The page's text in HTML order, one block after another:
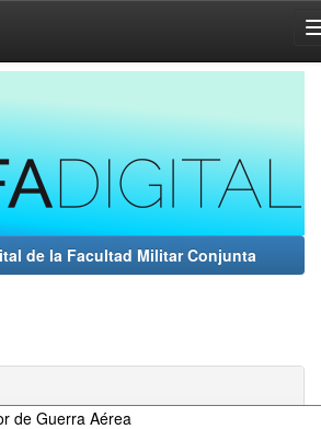
de la Facultad Militar Conjunta